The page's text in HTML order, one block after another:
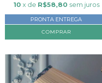
10 x de R$58,80 sem juros
PRONTA ENTREGA